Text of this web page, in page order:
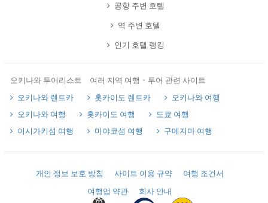
공항 주변 호텔
역 주변 호텔
인기 호텔 랭킹
오키나와 투어리스트 여러 지역 여행・투어 관련 사이트
오키나와 렌트카
홋카이도 렌트카
오키나와 여행
오키나와 여행
홋카이도 여행
도쿄 여행
이시가키섬 여행
미야코섬 여행 구메지마 여행
개인 정보 보호 방침 사이트 이용 규약
여행 조건서
여행업 약관
회사 안내